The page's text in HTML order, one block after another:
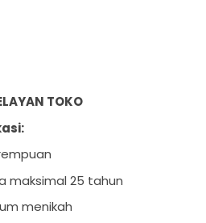
TOKO
maksimal 25 tahun
menikah